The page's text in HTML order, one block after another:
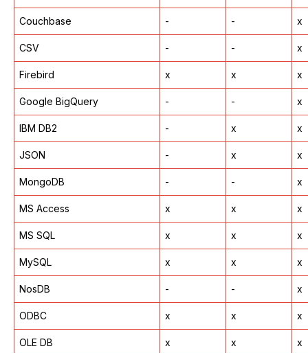
Couchbase - - x
CSV - - x
Firebird x x x
Google BigQuery - - x
IBM DB2 - x x
JSON - x x
MongoDB - - x
MS Access x x x
MS SQL x x x
MySQL x x x
NosDB - - x
ODBC x x x
OLE DB x x x